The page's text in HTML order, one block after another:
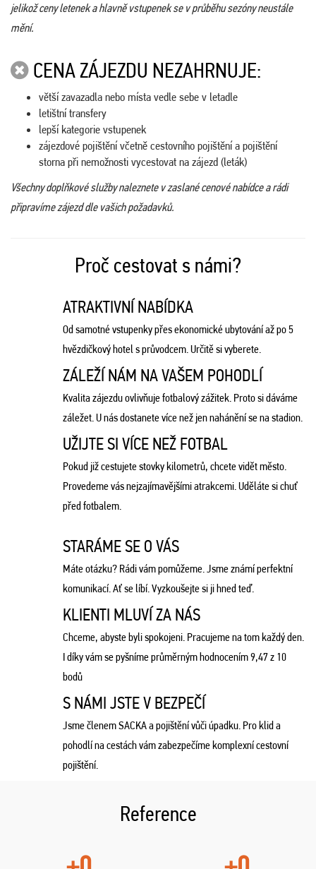
jelikož ceny letenek a hlavně vstupenek se v průběhu sezóny neustále
mění.
CENA ZÁJEZDU NEZAHRNUJE:
větší zavazadla nebo místa vedle sebe v letadle
letištní transfery
lepší kategorie vstupenek
zájezdové pojištění včetně cestovního pojištění a pojištění
storna při nemožnosti vycestovat na zájezd (leták)
Všechny doplňkové služby naleznete v zaslané cenové nabídce a rádi
připravíme zájezd dle vašich požadavků.
Proč cestovat s námi?
ATRAKTIVNÍ NABÍDKA
Od samotné vstupenky přes ekonomické ubytování až po 5
hvězdičkový hotel s průvodcem. Určitě si vyberete.
ZÁLEŽÍ NÁM NA VAŠEM POHODLÍ
Kvalita zájezdu ovlivňuje fotbalový zážitek. Proto si dáváme
záležet. U nás dostanete více než jen nahánění se na stadion.
UŽIJTE SI VÍCE NEŽ FOTBAL
Pokud již cestujete stovky kilometrů, chcete vidět město.
Provedeme vás nejzajímavějšími atrakcemi. Uděláte si chuť
před fotbalem.
STARÁME SE O VÁS
Máte otázku? Rádi vám pomůžeme. Jsme známí perfektní
komunikací. Ať se líbí. Vyzkoušejte si ji hned teď.
KLIENTI MLUVÍ ZA NÁS
Chceme, abyste byli spokojeni. Pracujeme na tom každý den.
I díky vám se pyšníme průměrným hodnocením 9,47 z 10
bodů
S NÁMI JSTE V BEZPEČÍ
Jsme členem SACKA a pojištění vůči úpadku. Pro klid a
pohodlí na cestách vám zabezpečíme komplexní cestovní
pojištění.
Reference